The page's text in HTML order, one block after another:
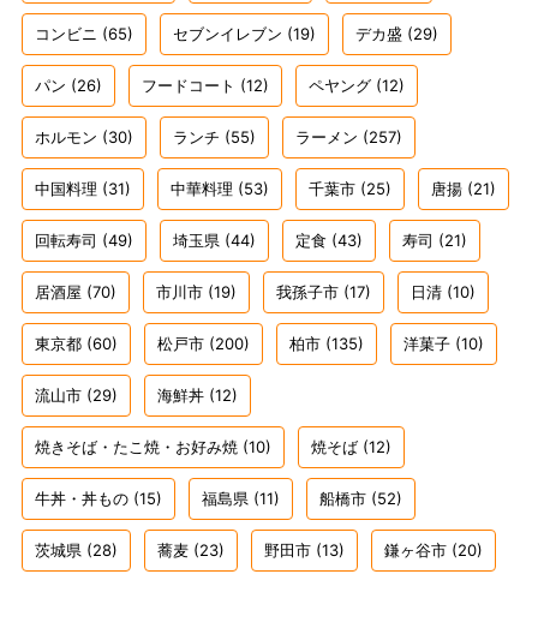
コンビニ (65) セブンイレブン (19) デカ盛 (29)
パン (26) フードコート (12) ペヤング (12)
ホルモン (30) ランチ (55) ラーメン (257)
中国料理 (31) 中華料理 (53) 千葉市 (25) 唐揚 (21)
回転寿司 (49) 埼玉県 (44) 定食 (43) 寿司 (21)
居酒屋 (70) 市川市 (19) 我孫子市 (17) 日清 (10)
東京都 (60) 松戸市 (200) 柏市 (135) 洋菓子 (10)
流山市 (29) 海鮮丼 (12)
焼きそば・たこ焼・お好み焼 (10) 焼そば (12)
牛丼・丼もの (15) 福島県 (11) 船橋市 (52)
茨城県 (28) 蕎麦 (23) 野田市 (13) 鎌ヶ谷市 (20)